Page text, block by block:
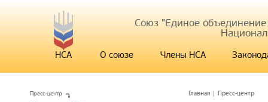
Союз "Единое
НСА О союзе Члены НСА
Главная | Пресс-центр
Пресс-центр